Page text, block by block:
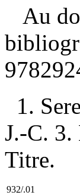
Au
1.
J.-C.
Titre.
932/.01